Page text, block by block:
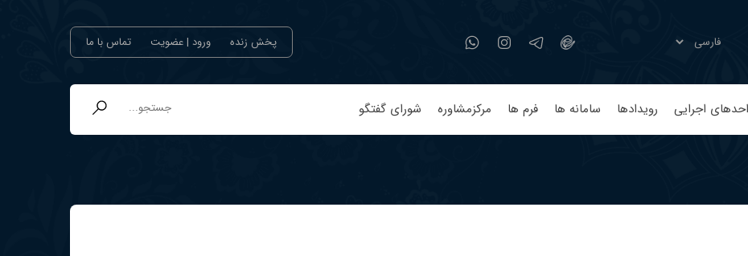
پخش زنده ورود | عضویت تماس با ما
اجرایی رویدادها سامانه ها فرم ها مرکزمشاوره شورای گفتگو